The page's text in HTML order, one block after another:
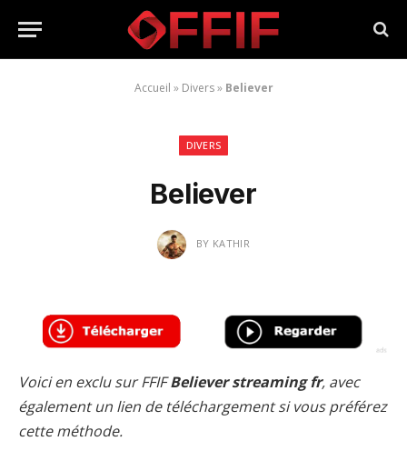
Accueil » Divers» Believer
DIVERS
Believer
BY KATHIR
Voici en exclu sur FFIFBeliever streaming fr, avec
également un lien de téléchargement si vous préférez
cette méthode.